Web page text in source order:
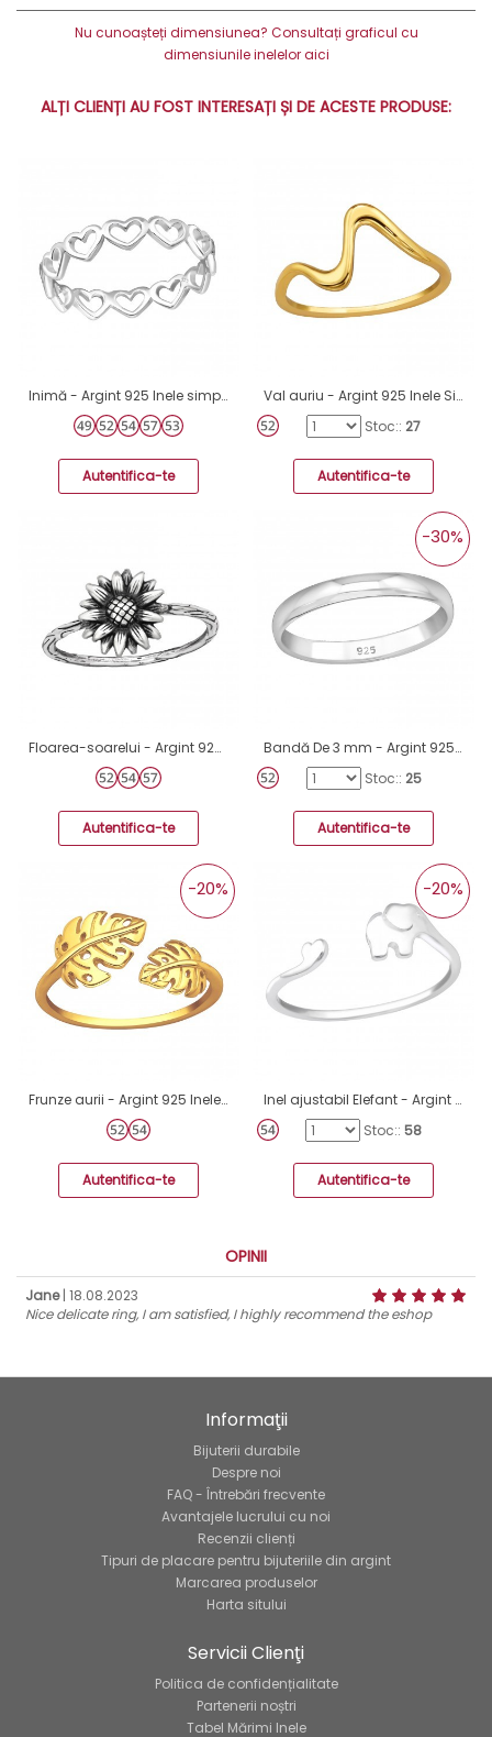
Nu cunoașteți dimensiunea? Consultați graficul cu
dimensiunile inelelor aici
ALȚI CLIENȚI AU FOST INTERESAȚI ȘI DE ACESTE PRODUSE:
Inimă - Argint 925 Inele simple A4S33827
Autentifica-te
Val auriu - Argint 925 Inele Simple A4S49744
Stoc:: 27
Autentifica-te
Floarea-soarelui - Argint 925 Inele Simple A4S45235
Autentifica-te
Bandă De 3 mm - Argint 925 Inele simple A4S34073
-30%
Stoc:: 25
Autentifica-te
Frunze aurii - Argint 925 Inele Simple A4S44749
-20%
Autentifica-te
Inel ajustabil Elefant - Argint 925 Inele Simple A4S41078
-20%
Stoc:: 58
Autentifica-te
OPINII
Jane| 18.08.2023
Nice delicate ring, I am satisfied, I highly recommend the eshop
Informaţii
Bijuterii durabile
Despre noi
FAQ - Întrebări frecvente
Avantajele lucrului cu noi
Recenzii clienți
Tipuri de placare pentru bijuteriile din argint
Marcarea produselor
Harta sitului
Servicii Clienţi
Politica de confidențialitate
Partenerii noștri
Tabel Mărimi Inele